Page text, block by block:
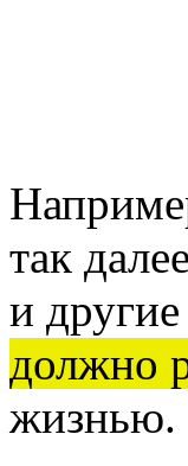
так
и
должно
жизнью.